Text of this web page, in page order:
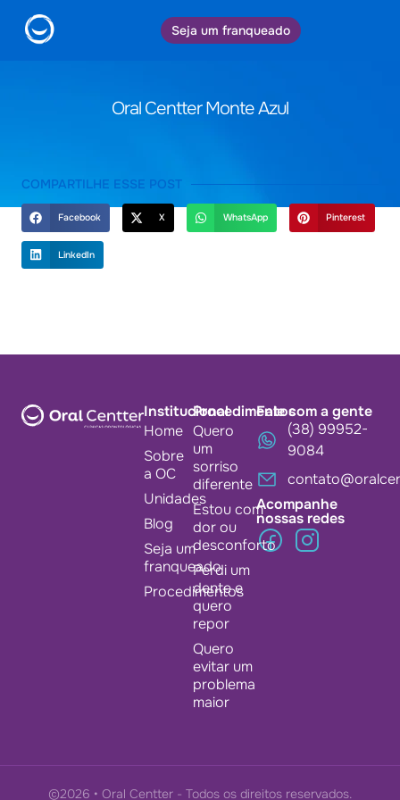
Seja um franqueado
Oral Centter Monte Azul
COMPARTILHE ESSE POST
Facebook X WhatsApp Pinterest
LinkedIn
Institucional
Home
Sobre
a OC
Unidades
Blog
Seja um
franqueado
Procedimentos
Procedimentos
Quero
um
sorriso
diferente
Estou com
dor ou
desconforto
Perdi um
dente e
quero
repor
Quero
evitar um
problema
maior
Fale com a gente
(38) 99952-
9084
Acompanhe
nossas redes
©2026 • Oral Centter - Todos os direitos reservados.